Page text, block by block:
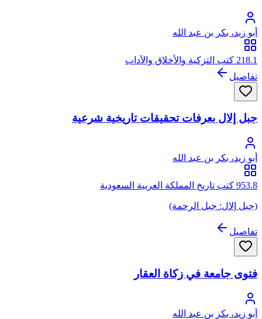
أبو زيد، بكر بن عبد الله
218.1 كتب التزكية والأخلاق والآداب
تفاصيل
جبل إلال بعرفات تحقيقات تاريخية شرعية
أبو زيد، بكر بن عبد الله
953.8 كتب تاريخ المملكة العربية السعودية
(جبل إلال: جبل الرحمة)
تفاصيل
فتوى جامعة في زكاة العقار
أبو زيد، بكر بن عبد الله